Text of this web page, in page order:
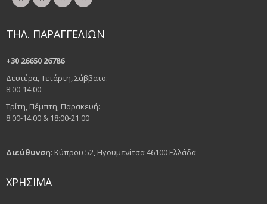
ΤΗΛ. ΠΑΡΑΓΓΕΛΙΩΝ
+30 26650 26786
Δευτέρα, Τετάρτη, Σάββατο:
8:00-14:00
Τρίτη, Πέμπτη, Παρακευή:
8:00-14:00 & 18:00-21:00
Διεύθυνση: Κύπρου 52, Ηγουμενίτσα 46100 Ελλάδα
ΧΡΗΣΙΜΑ